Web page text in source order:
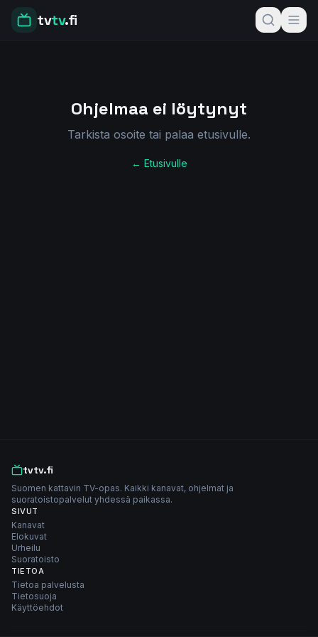
tvtv.fi
Ohjelmaa ei löytynyt
Tarkista osoite tai palaa etusivulle.
← Etusivulle
tvtv.fi
Suomen kattavin TV-opas. Kaikki kanavat, ohjelmat ja
suoratoistopalvelut yhdessä paikassa.
SIVUT
Kanavat
Elokuvat
Urheilu
Suoratoisto
TIETOA
Tietoa palvelusta
Tietosuoja
Käyttöehdot